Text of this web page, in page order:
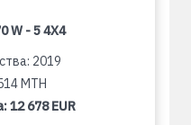
W - 5 4X4
2019
MTH
12 678 EUR